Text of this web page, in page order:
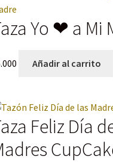
Yo ❤ a Mi
Añadir al carrito
Feliz Día